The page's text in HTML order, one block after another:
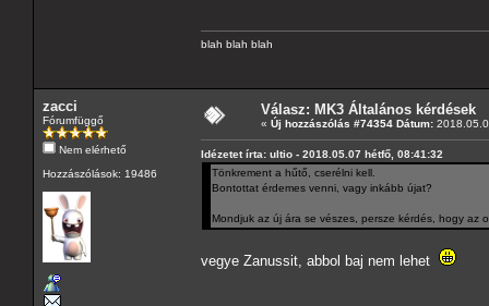
blah blah blah
zacci
Fórumfüggő
Nem elérhető
Hozzászólások: 19486
Válasz: MK3 Általános kérdések
« Új hozzászólás #74354 Dátum:
Idézetet írta: ultio - 2018.05.07 hétfő, 08:41:32
Tönkrement a hűtő, cserélni kell.
Bontottat érdemes venni, vagy inkább újat?
Mondjuk az új ára se vészes, persze kérdés, hogy az
vegye Zanussit, abbol baj nem lehet